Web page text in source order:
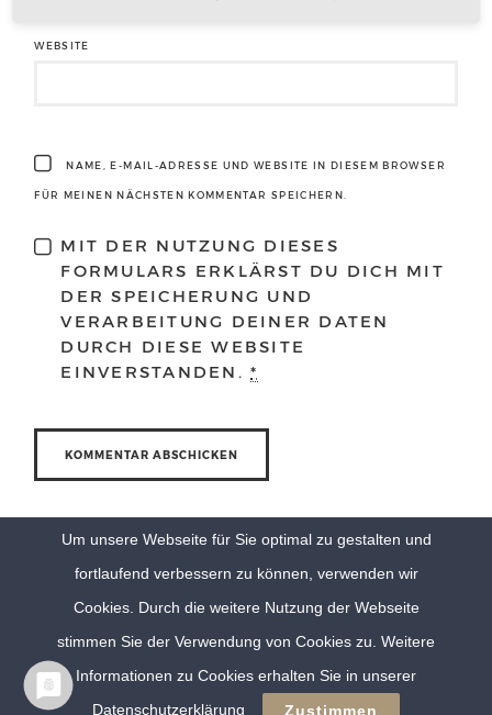
WEBSITE
NAME, E-MAIL-ADRESSE UND WEBSITE IN DIESEM BROWSER
FÜR MEINEN NÄCHSTEN KOMMENTAR SPEICHERN.
MIT DER NUTZUNG DIESES
FORMULARS ERKLÄRST DU DICH MIT
DER SPEICHERUNG UND
VERARBEITUNG DEINER DATEN
DURCH DIESE WEBSITE
EINVERSTANDEN.*
© Eva Berten Photography | Imprint Privacy Policy
Um unsere Webseite für Sie optimal zu gestalten und
fortlaufend verbessern zu können, verwenden wir
Cookies. Durch die weitere Nutzung der Webseite
stimmen Sie der Verwendung von Cookies zu. Weitere
Informationen zu Cookies erhalten Sie in unserer
Datenschutzerklärung
Zustimmen